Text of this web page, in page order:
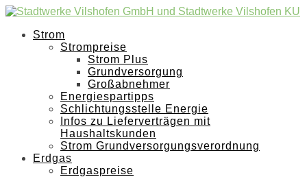
Strom
Strompreise
Strom Plus
Grundversorgung
Großabnehmer
Energiespartipps
Schlichtungsstelle Energie
Infos zu Lieferverträgen mit
Haushaltskunden
Strom Grundversorgungsverordnung
Erdgas
Erdgaspreise